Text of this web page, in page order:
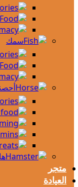
سمك
متجر
العيادة